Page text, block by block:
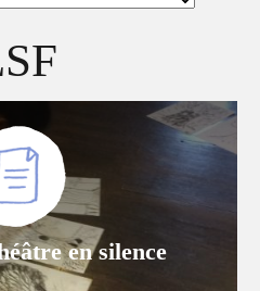
en silence